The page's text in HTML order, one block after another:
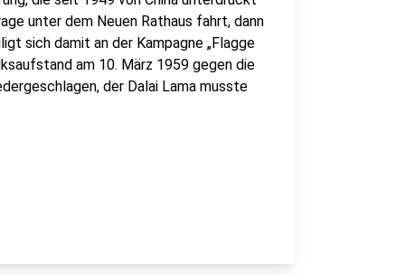
unter dem Neuen Rathaus fahrt, dann
sich damit an der Kampagne „Flagge
am 10. März 1959 gegen die
der Dalai Lama musste